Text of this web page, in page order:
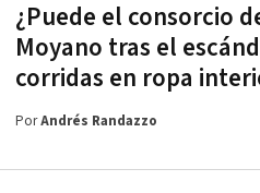
¿Puede el consorcio
Moyano tras el
corridas en ropa
PorAndrés Randazzo